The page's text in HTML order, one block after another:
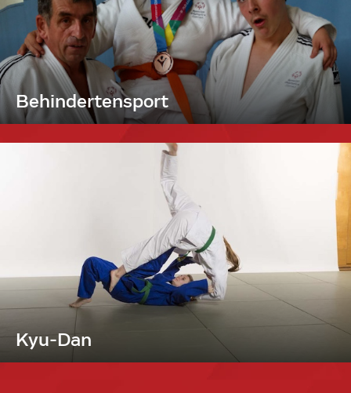
Behindertensport
Kyu-Dan